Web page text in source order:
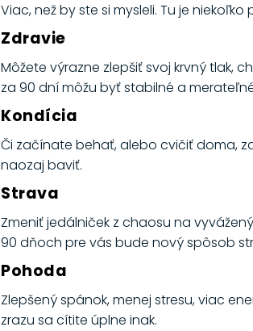
Viac, než by ste si mysleli. Tu je
Zdravie
Môžete výrazne zlepšiť svoj krvný tlak,
za 90 dní môžu byť stabilné a
Kondícia
Či začínate behať, alebo cvičiť doma,
naozaj baviť.
Strava
Zmeniť jedálniček z chaosu na
90 dňoch pre vás bude nový spôsob
Pohoda
Zlepšený spánok, menej stresu, viac
zrazu sa cítite úplne inak.